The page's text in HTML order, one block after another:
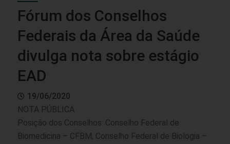
Fórum dos Conselhos
Federais da Área da Saúde
divulga nota sobre estágio
EAD
19/06/2020
NOTA PÚBLICA
Posição dos Conselhos: Conselho Federal de
Biomedicina – CFBM, Conselho Federal de Biologia –